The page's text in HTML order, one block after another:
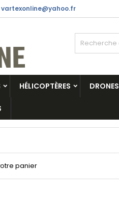
vartexonline@yahoo.fr
HÉLICOPTÈRES DRONES
panier